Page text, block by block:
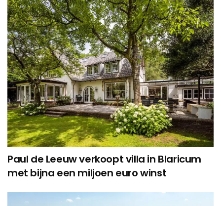
Paul de Leeuw verkoopt villa in Blaricum
met bijna een miljoen euro winst